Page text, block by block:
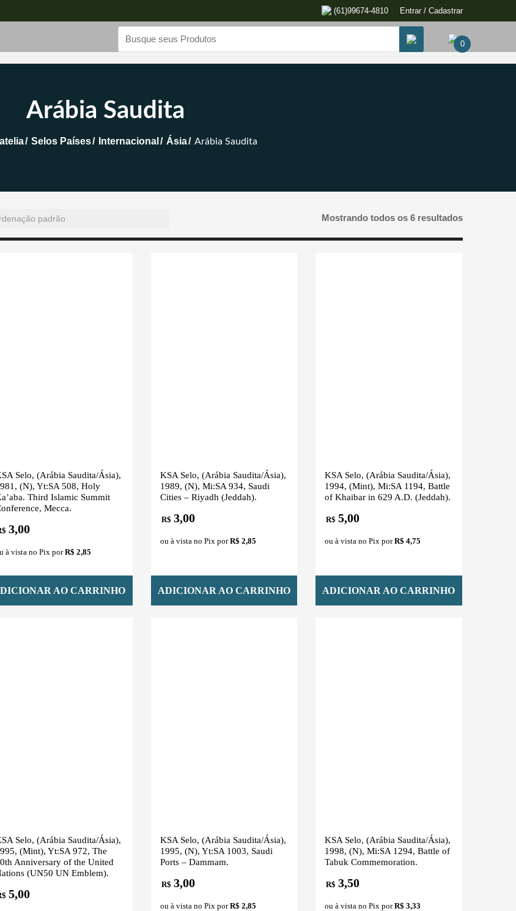
(61)99674-4810 Entrar / Cadastrar
0
Arábia Saudita
Selos Países Internacional Ásia Arábia Saudita
Mostrando todos os 6 resultados
Selo, (Arábia Saudita/Ásia),
(N), Yt:SA 508, Holy
Third Islamic Summit
Mecca.
3,00
à vista no Pix porR$ 2,85
AO CARRINHO
KSA Selo, (Arábia Saudita/Ásia),
1989, (N), Mi:SA 934, Saudi
Cities – Riyadh (Jeddah).
R$ 3,00
ou à vista no Pix porR$ 2,85
ADICIONAR AO CARRINHO
KSA Selo, (Arábia Saudita/Ásia),
1994, (Mint), Mi:SA 1194, Battle
of Khaibar in 629 A.D. (Jeddah).
R$ 5,00
ou à vista no Pix porR$ 4,75
ADICIONAR AO CARRINHO
Selo, (Arábia Saudita/Ásia),
(Mint), Yt:SA 972, The
Anniversary of the United
(UN50 UN Emblem).
5,00
KSA Selo, (Arábia Saudita/Ásia),
1995, (N), Yt:SA 1003, Saudi
Ports – Dammam.
R$ 3,00
ou à vista no Pix porR$ 2,85
KSA Selo, (Arábia Saudita/Ásia),
1998, (N), Mi:SA 1294, Battle of
Tabuk Commemoration.
R$ 3,50
ou à vista no Pix porR$ 3,33